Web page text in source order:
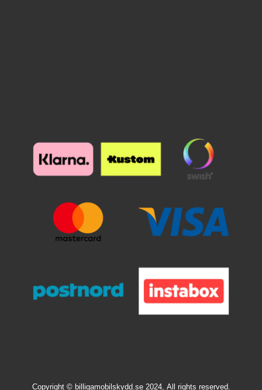
Copyright © billigamobilskydd.se 2024, All rights reserved.